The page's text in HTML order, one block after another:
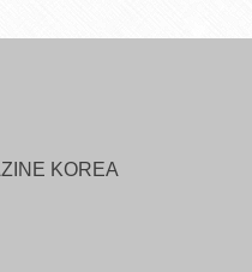
KOREA